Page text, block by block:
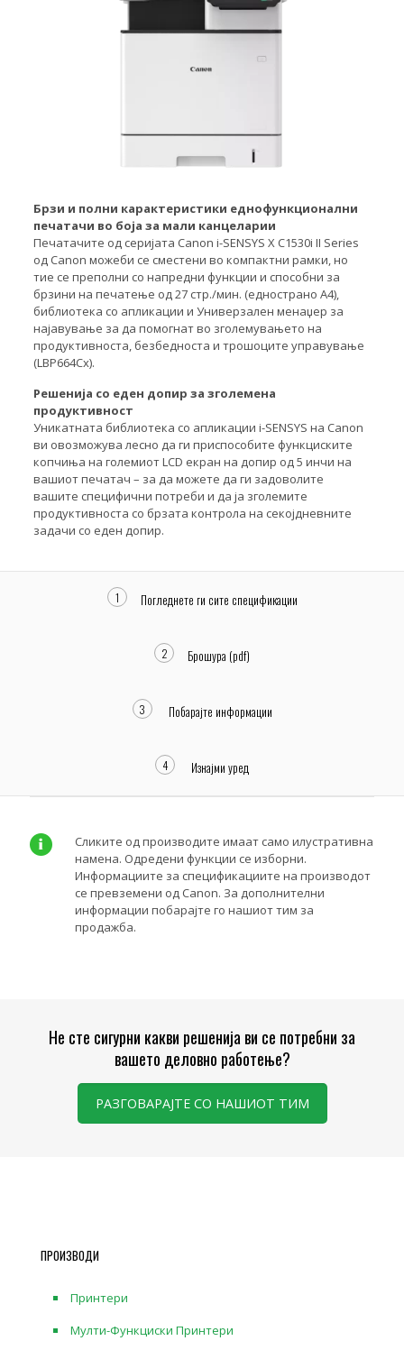
Брзи и полни карактеристики еднофункционални
печатачи во боја за мали канцеларии
Печатачите од серијата Canon i-SENSYS X C1530i II Series
од Canon можеби се сместени во компактни рамки, но
тие се преполни со напредни функции и способни за
брзини на печатење од 27 стр./мин. (еднострано A4),
библиотека со апликации и Универзален менаџер за
најавување за да помогнат во зголемувањето на
продуктивноста, безбедноста и трошоците управување
(LBP664Cx).
Решенија со еден допир за зголемена
продуктивност
Уникатната библиотека со апликации i-SENSYS на Canon
ви овозможува лесно да ги приспособите функциските
копчиња на големиот LCD екран на допир од 5 инчи на
вашиот печатач – за да можете да ги задоволите
вашите специфични потреби и да ја зголемите
продуктивноста со брзата контрола на секојдневните
задачи со еден допир.
1 Погледнете ги сите спецификации
2 Брошура (pdf)
3 Побарајте информации
4 Изнајми уред
Сликите од производите имаат само илустративна
намена. Одредени функции се изборни.
Информациите за спецификациите на производот
се превземени од Canon. За дополнителни
информации побарајте го нашиот тим за
продажба.
Не сте сигурни какви решенија ви се потребни за
вашето деловно работење?
РАЗГОВАРАЈТЕ СО НАШИОТ ТИМ
ПРОИЗВОДИ
Принтери
Мулти-Функциски Принтери